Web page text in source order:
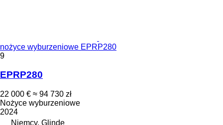
nożyce wyburzeniowe EPRP280
9
EPRP280
22 000 € ≈ 94 730 zł
Nożyce wyburzeniowe
2024
Niemcy, Glinde